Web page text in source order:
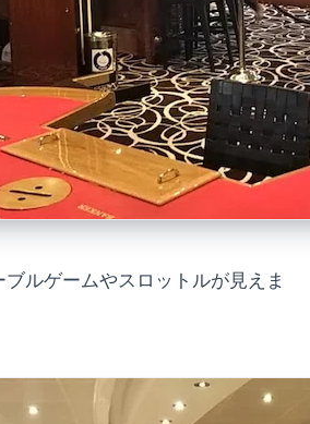
ルゲームやスロットルが見えま